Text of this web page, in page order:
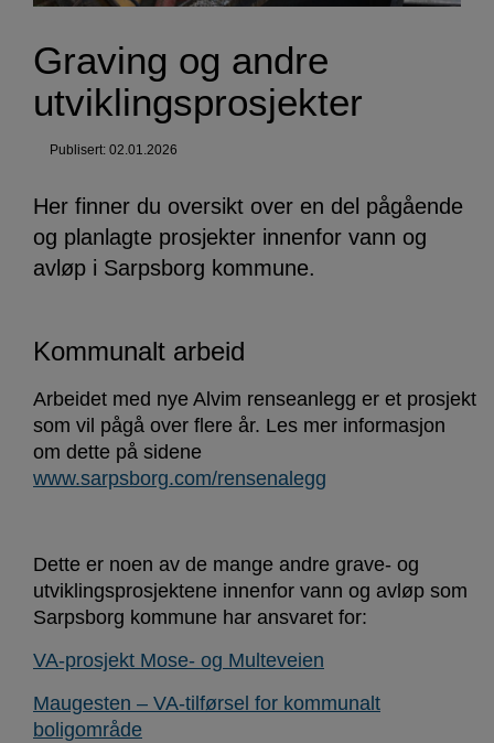
Graving og andre
utviklingsprosjekter
Publisert: 02.01.2026
Her finner du oversikt over en del pågående
og planlagte prosjekter innenfor vann og
avløp i Sarpsborg kommune.
Kommunalt arbeid
Arbeidet med nye Alvim renseanlegg er et prosjekt
som vil pågå over flere år. Les mer informasjon
om dette på sidene
www.sarpsborg.com/rensenalegg
Dette er noen av de mange andre grave- og
utviklingsprosjektene innenfor vann og avløp som
Sarpsborg kommune har ansvaret for:
VA-prosjekt Mose- og Multeveien
Maugesten – VA-tilførsel for kommunalt
boligområde